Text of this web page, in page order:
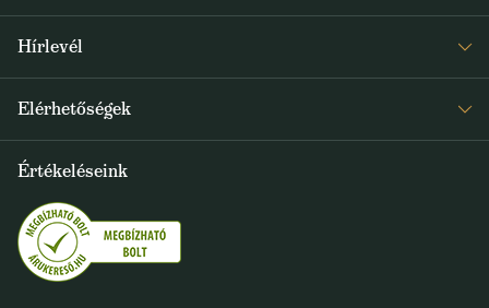
Journal
Általános Szerződési Feltételek
Hírlevél
a speciális kínálatokról
Egyetértek a hírlevél elküldésével
Elérhetőségek
Értékeléseink